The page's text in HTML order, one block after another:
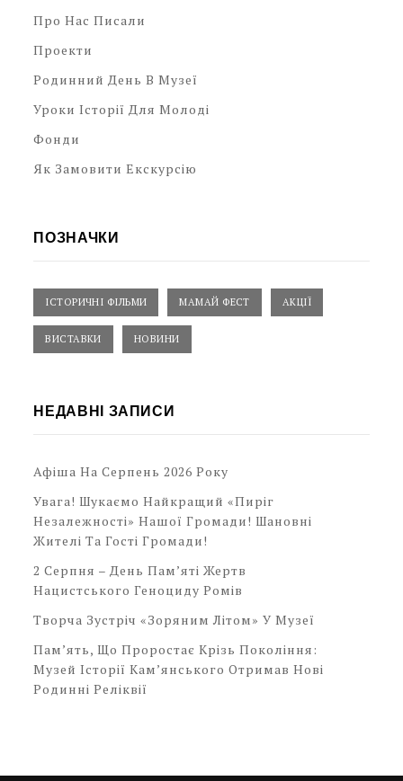
Про Нас Писали
Проекти
Родинний День В Музеї
Уроки Історії Для Молоді
Фонди
Як Замовити Екскурсію
ПОЗНАЧКИ
ІСТОРИЧНІ ФІЛЬМИ МАМАЙ ФЕСТ АКЦІЇ
ВИСТАВКИ НОВИНИ
НЕДАВНІ ЗАПИСИ
Афіша На Серпень 2026 Року
Увага! Шукаємо Найкращий «Пиріг
Незалежності» Нашої Громади! Шановні
Жителі Та Гості Громади!
2 Серпня – День Пам’яті Жертв
Нацистського Геноциду Ромів
Творча Зустріч «Зоряним Літом» У Музеї
Пам’ять, Що Проростає Крізь Покоління:
Музей Історії Кам’янського Отримав Нові
Родинні Реліквії